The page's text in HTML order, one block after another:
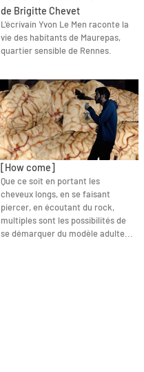
de Brigitte Chevet
L'écrivain Yvon Le Men raconte la
vie des habitants de Maurepas,
quartier sensible de Rennes.
[How come]
Que ce soit en portant les
cheveux longs, en se faisant
piercer, en écoutant du rock,
multiples sont les possibilités de
se démarquer du modèle adulte...